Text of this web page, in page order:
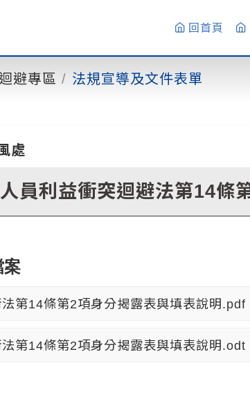
回首頁
避專區 法規宣導及文件表單
處
員利益衝突迴避法第14條
案
第14條第2項身分揭露表與填表說明.pdf
第14條第2項身分揭露表與填表說明.odt